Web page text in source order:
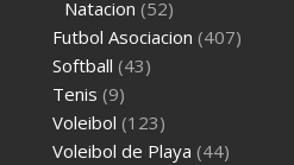
Natacion (52)
Futbol Asociacion (407)
Softball (43)
Tenis (9)
Voleibol (123)
Voleibol de Playa (44)